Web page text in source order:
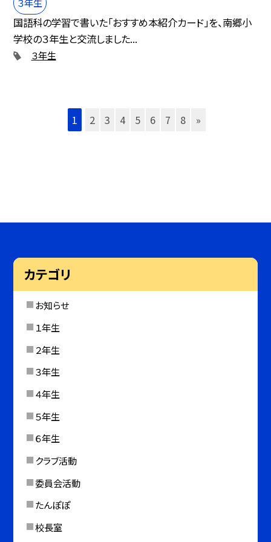
国語科の学習で書いた「おすすめ本紹介カード」を、南郷小
学校の３年生と交流しました...
３年生
1 2 3 4 5 6 7 8 »
カテゴリ
お知らせ
１年生
２年生
３年生
４年生
５年生
６年生
クラブ活動
委員会活動
たんぽぽ
校長室